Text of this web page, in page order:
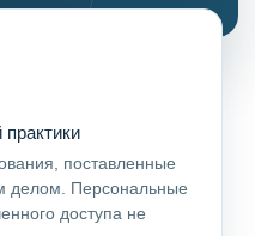
поставленные
делом. Персональные
доступа не